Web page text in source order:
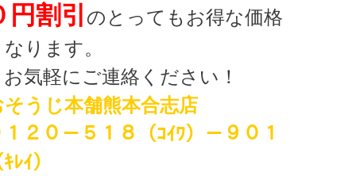
円割引 のとってもお得な価格
ります。
お気軽にご連絡ください！
そうじ本舗熊本合志店
２０－５１８（ｺｲﾜ）－９０１
ﾚｲ）